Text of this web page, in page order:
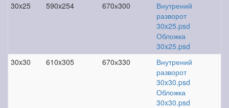
30x25
590x254 670х300
Внутрений
разворот
30x25.psd
Обложка
30x25.psd
30x30
610x305 670х330
Внутрений
разворот
30x30.psd
Обложка
30x30.psd